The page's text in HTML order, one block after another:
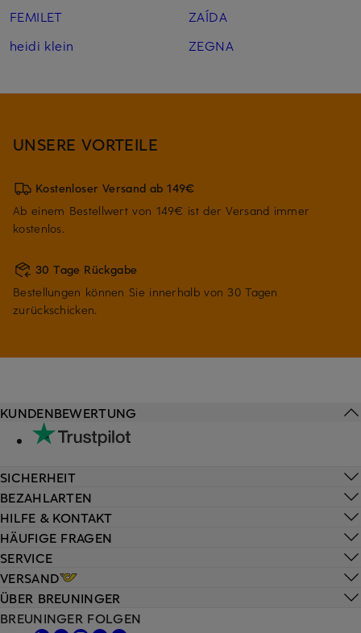
FEMILET
heidi klein
ZAÍDA
ZEGNA
UNSERE VORTEILE
Kostenloser Versand ab 149€
Ab einem Bestellwert von 149€ ist der Versand immer
kostenlos.
30 Tage Rückgabe
Bestellungen können Sie innerhalb von 30 Tagen
zurückschicken.
HILFE & KONTAKT
HÄUFIGE FRAGEN
SERVICE
VERSAND
KUNDENBEWERTUNG
SICHERHEIT
BEZAHLARTEN
ÜBER BREUNINGER
BREUNINGER FOLGEN